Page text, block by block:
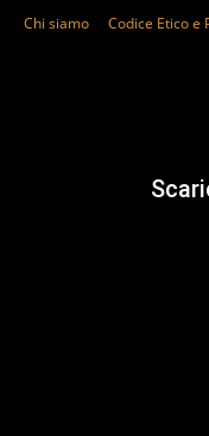
Chi siamo Codice Etico e